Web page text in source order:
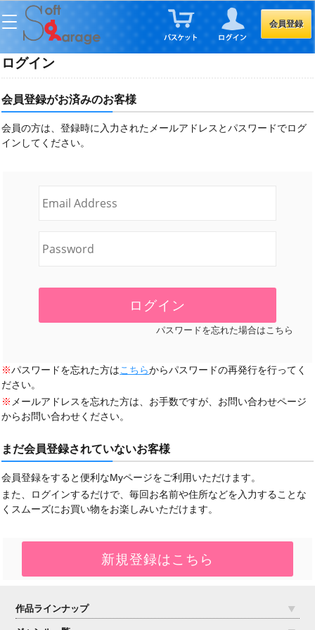
会員登録
ログイン
会員登録がお済みのお客様
会員の方は、登録時に入力されたメールアドレスとパスワードでログ
インしてください。
パスワードを忘れた場合はこちら
※パスワードを忘れた方はこちらからパスワードの再発行を行ってく
ださい。
※ メールアドレスを忘れた方は、お手数ですが、お問い合わせページ
からお問い合わせください。
まだ会員登録されていないお客様
会員登録をすると便利なMyページをご利用いただけます。
また、ログインするだけで、毎回お名前や住所などを入力することな
くスムーズにお買い物をお楽しみいただけます。
作品ラインナップ